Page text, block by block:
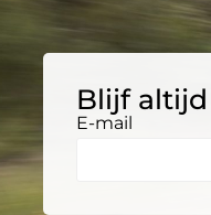
Blijf
E-mail